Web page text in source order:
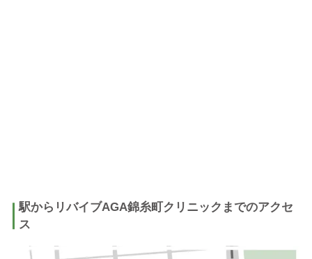
駅からリバイブAGA錦糸町クリニックまでのアクセ
ス